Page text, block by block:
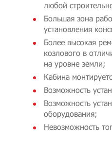
любой
Большая зона
установления
Более высокая
козлового в
на уровне земли;
Кабина
Возможность
Возможность
оборудования;
Невозможность